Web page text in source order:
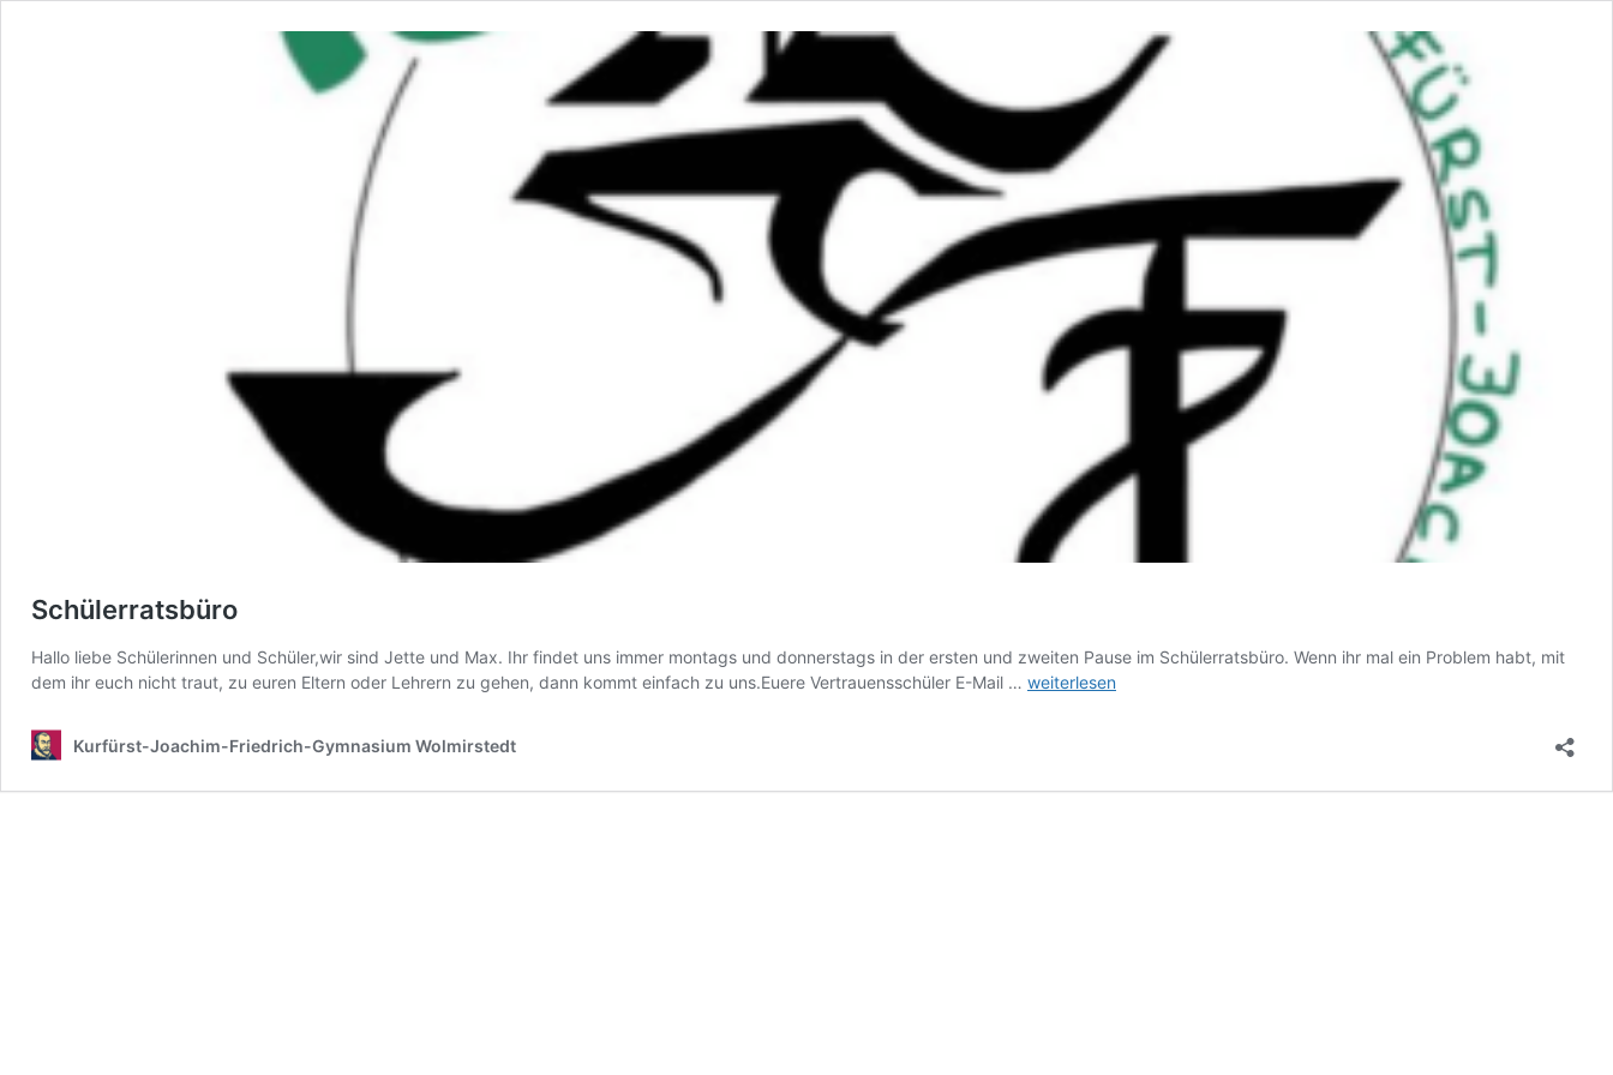
Schülerratsbüro
Hallo liebe Schülerinnen und Schüler,wir sind Jette und Max. Ihr findet uns immer montags und donnerstags in der ersten und zweiten Pause im Schülerratsbüro. Wenn ihr mal ein Problem habt, mit
dem ihr euch nicht traut, zu euren Eltern oder Lehrern zu gehen, dann kommt einfach zu uns.Euere Vertrauensschüler E-Mail … Schülerratsbüro
weiterlesen
Kurfürst-Joachim-Friedrich-Gymnasium Wolmirstedt